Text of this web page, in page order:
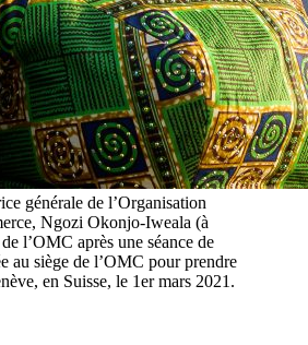
générale de l’Organisation
Ngozi Okonjo-Iweala (à
l’OMC après une séance de
au siège de l’OMC pour prendre
en Suisse, le 1er mars 2021.